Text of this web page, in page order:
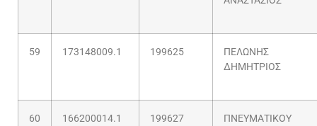
59 173148009.1 199625
ΠΕΛΩΝΗΣ
ΔΗΜΗΤΡΙΟΣ
60 166200014.1 199627
ΠΝΕΥΜΑΤΙΚΟΥ